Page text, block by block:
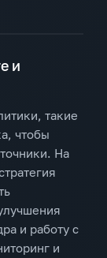
и
такие
чтобы
На
и работу с
и